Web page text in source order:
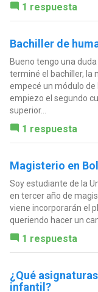
1 respuesta
Bachiller de
Bueno tengo una
terminé el bachiller, la
empecé un módulo de
empiezo el segundo
superior...
1 respuesta
Magisterio en
Soy estudiante de la
en tercer año de
viene incorporarán el
queriendo hacer un
1 respuesta
¿Qué
infantil?